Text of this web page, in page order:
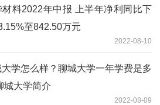
材料2022年中报 上半年净利同比下
至842.50万元
2022-08-10
学怎么样？聊城大学一年学费是多
城大学简介
2022-08-09